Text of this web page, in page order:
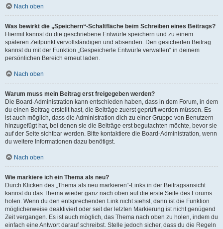
Nach oben
Was bewirkt die „Speichern“-Schaltfläche beim Schreiben eines Beitrags?
Hiermit kannst du die geschriebene Entwürfe speichern und zu einem
späteren Zeitpunkt vervollständigen und absenden. Den gesicherten Beitrag
kannst du mit der Funktion „Gespeicherte Entwürfe verwalten“ in deinem
persönlichen Bereich erneut laden.
Nach oben
Warum muss mein Beitrag erst freigegeben werden?
Die Board-Administration kann entschieden haben, dass in dem Forum, in dem
du einen Beitrag erstellt hast, die Beiträge zuerst geprüft werden müssen. Es
ist auch möglich, dass die Administration dich zu einer Gruppe von Benutzern
hinzugefügt hat, bei denen sie die Beiträge erst begutachten möchte, bevor sie
auf der Seite sichtbar werden. Bitte kontaktiere die Board-Administration, wenn
du weitere Informationen dazu benötigst.
Nach oben
Wie markiere ich ein Thema als neu?
Durch Klicken des „Thema als neu markieren“-Links in der Beitragsansicht
kannst du das Thema wieder ganz nach oben auf die erste Seite des Forums
holen. Wenn du den entsprechenden Link nicht siehst, dann ist die Funktion
möglicherweise deaktiviert oder seit der letzten Markierung ist nicht genügend
Zeit vergangen. Es ist auch möglich, das Thema nach oben zu holen, indem du
einfach eine Antwort darauf schreibst. Stelle jedoch sicher, dass du die Regeln